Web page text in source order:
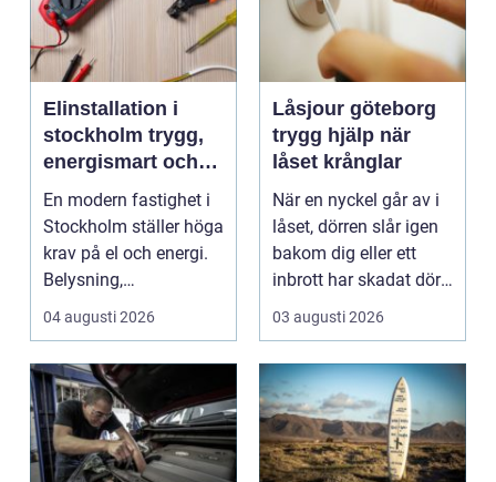
Elinstallation i
stockholm trygg,
energismart och
framtidssäker el i
fastigheten
En modern fastighet i
Stockholm ställer höga
krav på el och energi.
Belysning,
värmepumpar,
kylanläg...
04 augusti 2026
Låsjour göteborg
trygg hjälp när
låset krånglar
När en nyckel går av i
låset, dörren slår igen
bakom dig eller ett
inbrott har skadat dörr
och karm,...
03 augusti 2026